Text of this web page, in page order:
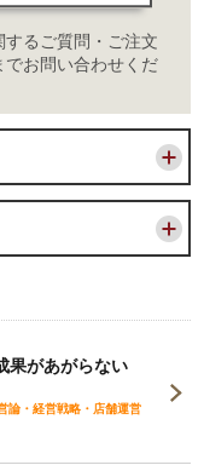
るご質問・ご注文
お問い合わせくだ
果があがらない
論・経営戦略・店舗運営